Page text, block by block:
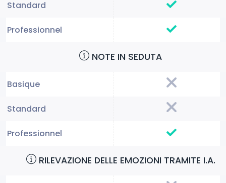
NOTE IN SEDUTA
RILEVAZIONE DELLE EMOZIONI TRAMITE I.A.